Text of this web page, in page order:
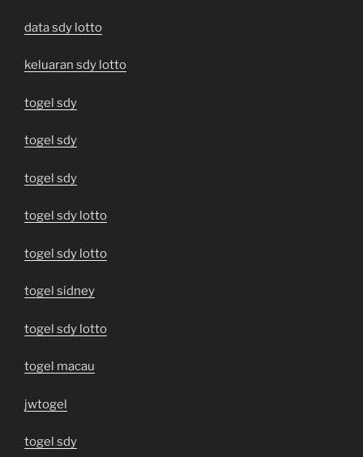
data sdy lotto
keluaran sdy lotto
togel sdy
togel sdy
togel sdy
togel sdy lotto
togel sdy lotto
togel sidney
togel sdy lotto
togel macau
jwtogel
togel sdy